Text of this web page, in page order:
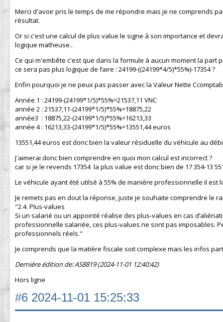
Merci d'avoir pris le temps de me répondre mais je ne comprends
résultat.
Or si c'est une calcul de plus value le signe à son importance et
logique matheuse..
Ce qui m'embête c'est que dans la formule à aucun moment la part
ce sera pas plus logique de faire : 24199-((24199*4/5)*55%)-17354 ?
Enfin pourquoi je ne peux pas passer avec la Valeur Nette
Année 1 : 24199-(24199*1/5)*55%=21537,11 VNC
année 2 : 21537,11-(24199*1/5)*55%=18875,22
année3 : 18875,22-(24199*1/5)*55%=16213,33
année 4 : 16213,33-(24199*1/5)*55%=13551,44 euros
13551,44 euros est donc bien la valeur résiduelle du véhicule au
J'aimerai donc bien comprendre en quoi mon calcul est incorrect ?
car si je le revends 17354 la plus value est donc bien de 17 354-13
Le véhicule ayant été utilsé à 55% de manière professionnelle il
Je remets pas en dout la réponse, juste je souhaite comprendre le
"2.4. Plus-values
Si un salarié ou un appointé réalise des plus-values en cas
professionnelle salariée, ces plus-values ne sont pas imposables.
professionnels réels."
Je comprends que la matière fiscale soit complexe mais les infos
Dernière édition de: AS8819 (2024-11-01 12:40:42)
Hors ligne
#6 2024-11-01 15:25:33